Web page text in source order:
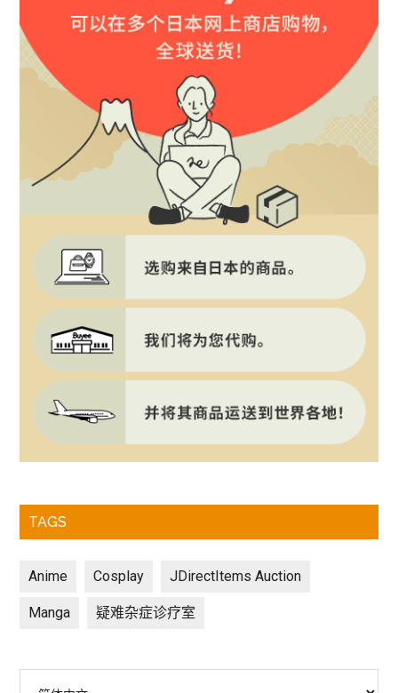
TAGS
Anime Cosplay JDirectItems Auction
Manga 疑难杂症诊疗室